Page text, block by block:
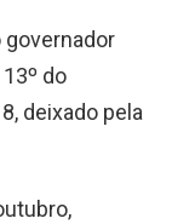
governador
do
deixado pela